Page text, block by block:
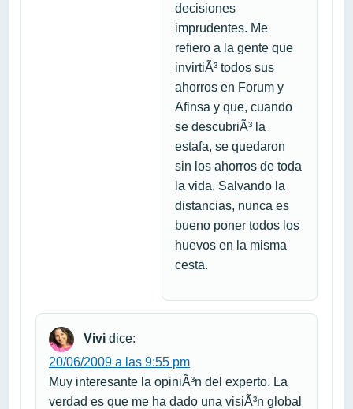
decisiones
imprudentes. Me
refiero a la gente que
invirtiÃ³ todos sus
ahorros en Forum y
Afinsa y que, cuando
se descubriÃ³ la
estafa, se quedaron
sin los ahorros de toda
la vida. Salvando la
distancias, nunca es
bueno poner todos los
huevos en la misma
cesta.
Vivi dice:
20/06/2009 a las 9:55 pm
Muy interesante la opiniÃ³n del experto. La
verdad es que me ha dado una visiÃ³n global